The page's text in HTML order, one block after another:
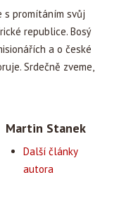
s promítáním svůj
republice. Bosý
a o české
Srdečně zveme,
Martin Stanek
Další články
autora